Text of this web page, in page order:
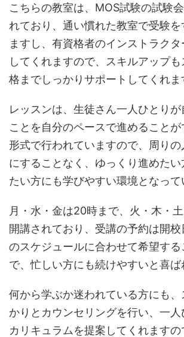
こちらの教室は、MOS試験の試験
れており、通い慣れた教室で受験を
ますし、有資格者のインストラク
してくれますので、スキルアップ
格までしっかりサポートしてくれま
レッスンは、生徒さん一人ひとり
ことを自分のペースで進めること
形式で行われていますので、周り
にすることなく、ゆっくり進めた
たい方にも学びやすい環境となって
月・水・金は20時まで、火・木・
開講されており、受講の予約は開
のスケジュールに合わせて希望す
で、忙しい方にも続けやすいと喜ば
何から学ぶか迷われている方にも、
かりとカウンセリングを行い、一
カリキュラムを提案してくれます